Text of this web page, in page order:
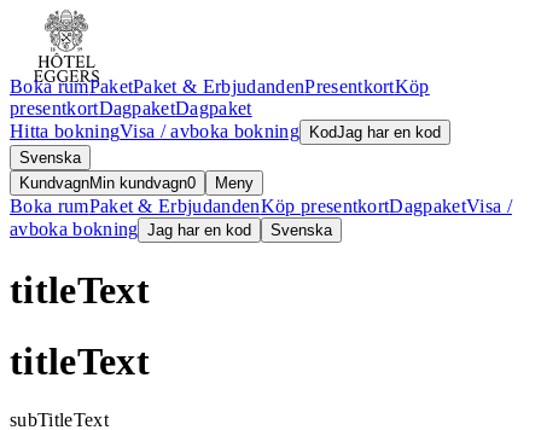
Boka rumPaketPaket & ErbjudandenPresentkortKöp
presentkortDagpaketDagpaket
Hitta bokningVisa / avboka bokning KodJag har en kod
Svenska
KundvagnMin kundvagn0 Meny
Boka rumPaket & ErbjudandenKöp presentkortDagpaketVisa /
avboka bokning Jag har en kod Svenska
titleText
titleText
subTitleText